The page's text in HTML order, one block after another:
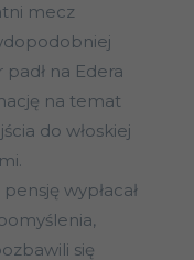
mecz
na Edera
na temat
do włoskiej
wypłacał
się